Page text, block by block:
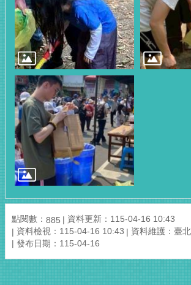
點閱數： 885
資料更新：115-04-16 10:43
資料檢視：115-04-16 10:43
資料維護：臺
發布日期：115-04-16